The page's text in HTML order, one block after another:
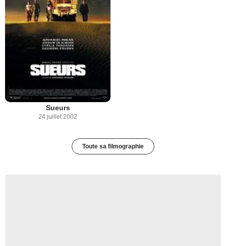
Sueurs
24 juillet 2002
Toute sa filmographie